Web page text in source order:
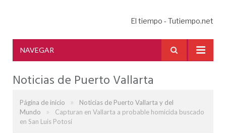
El tiempo - Tutiempo.net
NAVEGAR
Noticias de Puerto Vallarta
Página de inicio »
Noticias de Puerto Vallarta y del
Mundo
»
Capturan en Vallarta a probable homicida buscado
en San Luis Potosí